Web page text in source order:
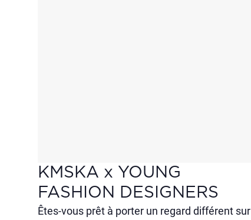
KMSKA x YOUNG
FASHION DESIGNERS
Êtes-vous prêt à porter un regard différent sur